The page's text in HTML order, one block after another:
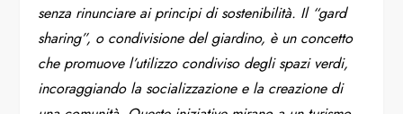
senza rinunciare ai principi di sostenibilità. Il “gard
sharing”, o condivisione del giardino, è un concetto
che promuove l’utilizzo condiviso degli spazi verdi,
incoraggiando la socializzazione e la creazione di